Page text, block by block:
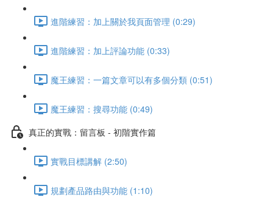
進階練習：加上關於我頁面管理 (0:29)
進階練習：加上評論功能 (0:33)
魔王練習：一篇文章可以有多個分類 (0:51)
魔王練習：搜尋功能 (0:49)
真正的實戰：留言板 - 初階實作篇
實戰目標講解 (2:50)
規劃產品路由與功能 (1:10)